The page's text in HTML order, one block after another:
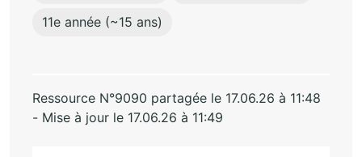
11e année (~15 ans)
Ressource N°9090 partagée le 17.06.26 à 11:48
- Mise à jour le 17.06.26 à 11:49